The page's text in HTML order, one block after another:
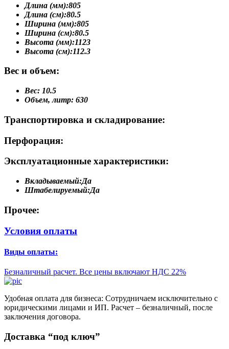
Длина (мм):805
Длина (см):80.5
Ширина (мм):805
Ширина (см):80.5
Высота (мм):1123
Высота (см):112.3
Вес и объем:
Вес: 10.5
Объем, литр: 630
Транспортировка и складирование:
Перфорация:
Эксплуатационные характеристики:
Вкладываемый:Да
Штабелируемый:Да
Прочее:
Условия оплаты
Виды оплаты:
Безналичный расчет. Все цены включают НДС 22%
Удобная оплата для бизнеса: Сотрудничаем исключительно с
юридическими лицами и ИП. Расчет – безналичный, после
заключения договора.
Доставка “под ключ”